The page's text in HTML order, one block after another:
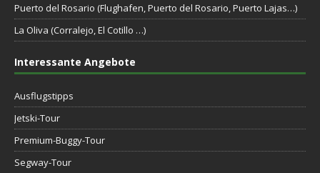
Puerto del Rosario (Flughafen, Puerto del Rosario, Puerto Lajas…)
La Oliva (Corralejo, El Cotillo …)
Interessante Angebote
Ausflugstipps
Jetski-Tour
Premium-Buggy-Tour
Segway-Tour